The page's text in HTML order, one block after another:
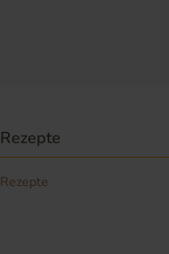
Rezepte
Rezepte